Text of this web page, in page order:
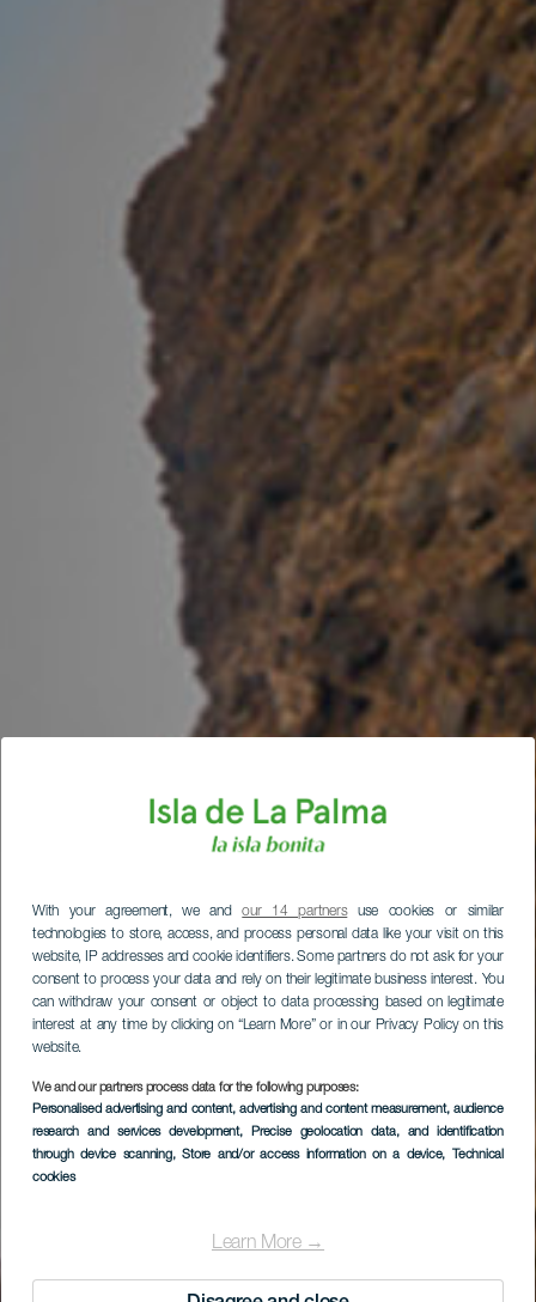
With your agreement, we andour 14 partnersuse cookies or similar
technologies to store, access, and process personal data like your visit on this
website, IP addresses and cookie identifiers. Some partners do not ask for your
consent to process your data and rely on their legitimate business interest. You
can withdraw your consent or object to data processing based on legitimate
interest at any time by clicking on “Learn More” or in our Privacy Policy on this
website.
We and our partners process data for the following purposes:
Personalised advertising and content, advertising and content measurement, audience
research and services development, Precise geolocation data, and identification
through device scanning, Store and/or access information on a device, Technical
cookies
Learn More →